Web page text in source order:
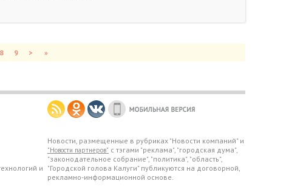
8 9 > »
и
Новости, размещенные в рубриках "Новости компаний" и
"Новости партнеров" с тэгами "реклама", "городская дума",
"законодательное собрание", "политика", "область",
"Городской голова Калуги" публикуются на договорной,
рекламно-информационной основе.